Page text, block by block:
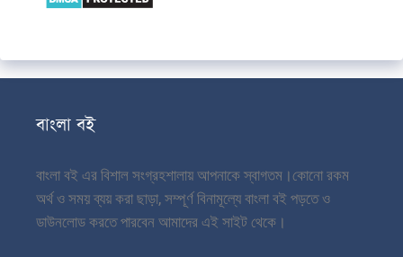
বাংলা বই
বাংলা বই এর বিশাল সংগ্রহশালায় আপনাকে স্বাগতম।কোনো রকম
অর্থ ও সময় ব্যয় করা ছাড়া, সম্পূর্ণ বিনামূল্যে বাংলা বই পড়তে ও
ডাউনলোড করতে পারবেন আমাদের এই সাইট থেকে।